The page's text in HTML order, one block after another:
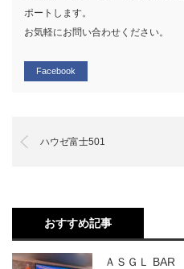
ポートします。
お気軽にお問い合わせください。
Facebook
ハウゼ富士501
おすすめ記事
ＡＳＧＬ BAR